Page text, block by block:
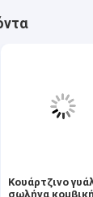
Κουάρτζινο
σωλήνα κομβική